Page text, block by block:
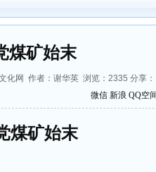
煤矿始末
化网 作者：谢华英 浏览： 2335 分享：
微信 新浪 QQ空
煤矿始末